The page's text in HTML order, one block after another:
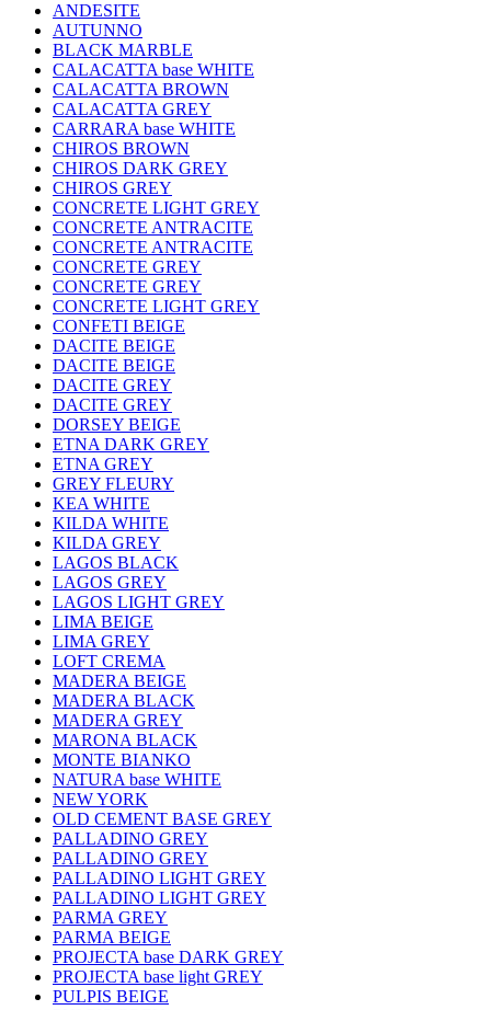
ANDESITE
AUTUNNO
BLACK MARBLE
CALACATTA base WHITE
CALACATTA BROWN
CALACATTA GREY
CARRARA base WHITE
CHIROS BROWN
CHIROS DARK GREY
CHIROS GREY
CONCRETE LIGHT GREY
CONCRETE ANTRACITE
CONCRETE ANTRACITE
CONCRETE GREY
CONCRETE GREY
CONCRETE LIGHT GREY
CONFETI BEIGE
DACITE BEIGE
DACITE BEIGE
DACITE GREY
DACITE GREY
DORSEY BEIGE
ETNA DARK GREY
ETNA GREY
GREY FLEURY
KEA WHITE
KILDA WHITE
KILDA GREY
LAGOS BLACK
LAGOS GREY
LAGOS LIGHT GREY
LIMA BEIGE
LIMA GREY
LOFT CREMA
MADERA BEIGE
MADERA BLACK
MADERA GREY
MARONA BLACK
MONTE BIANKO
NATURA base WHITE
NEW YORK
OLD CEMENT BASE GREY
PALLADINO GREY
PALLADINO GREY
PALLADINO LIGHT GREY
PALLADINO LIGHT GREY
PARMA GREY
PARMA BEIGE
PROJECTA base DARK GREY
PROJECTA base light GREY
PULPIS BEIGE